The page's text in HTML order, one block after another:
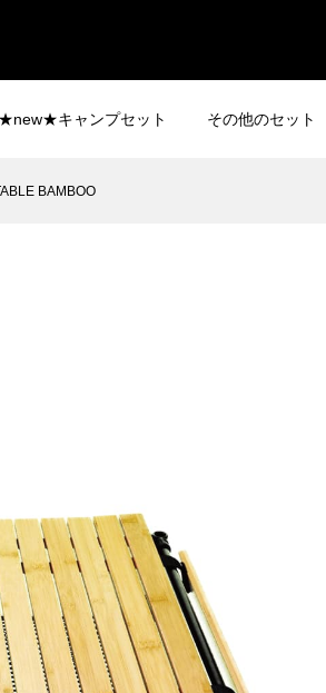
キャンプセット その他のセット
BAMBOO